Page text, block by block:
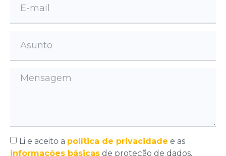
Li e aceito a política de privacidade e as
informações básicas de proteção de dados.